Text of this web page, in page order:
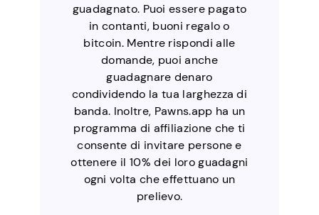
guadagnato. Puoi essere pagato
in contanti, buoni regalo o
bitcoin. Mentre rispondi alle
domande, puoi anche
guadagnare denaro
condividendo la tua larghezza di
banda. Inoltre, Pawns.app ha un
programma di affiliazione che ti
consente di invitare persone e
ottenere il 10% dei loro guadagni
ogni volta che effettuano un
prelievo.